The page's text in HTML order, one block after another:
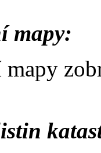
mapy: